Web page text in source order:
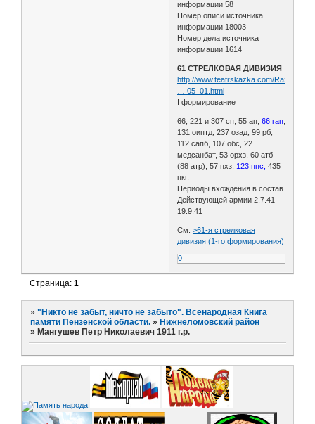
информации 58
Номер описи источника
информации 18003
Номер дела источника
информации 1614
61 СТРЕЛКОВАЯ ДИВИЗИЯ
http://www.teatrskazka.com/Raznoe/
… 05_01.html
I формирование
66, 221 и 307 сп, 55 ап,66 гап
131 оиптд, 237 озад, 99 рб,
112 сапб, 107 обс, 22
медсанбат, 53 орхз, 60 атб
(88 атр), 57 пхз, 123 ппс, 435
пкг.
Периоды вхождения в состав
Действующей армии 2.7.41-
19.9.41
См.>61-я стрелковая
дивизия (1-го формирования)
0
Страница:1
»"Никто не забыт, ничто не забыто". Всенародная Книга
памяти Пензенской области. » Нижнеломовский район
» Мангушев Петр Николаевич 1911 г.р.